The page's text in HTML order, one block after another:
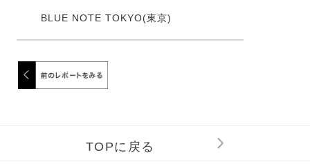
BLUE NOTE TOKYO(東京)
TOPに戻る